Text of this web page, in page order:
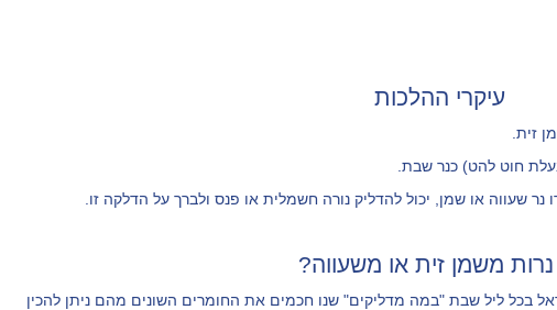
עיקרי ההלכות
זית.
חוט להט) כנר שבת.
נר שעווה או שמן, יכול להדליק נורה חשמלית או פנס ולברך על הדלקה זו.
משמן זית או משעווה?
בכל ליל שבת "במה מדליקים" שנו חכמים את החומרים השונים מהם ניתן להכין